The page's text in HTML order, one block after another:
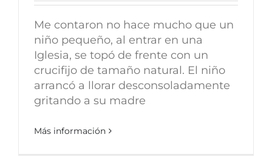
Me contaron no hace mucho que un
niño pequeño, al entrar en una
Iglesia, se topó de frente con un
crucifijo de tamaño natural. El niño
arrancó a llorar desconsoladamente
gritando a su madre
Más información